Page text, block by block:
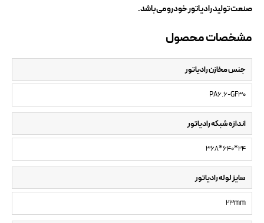
صنعت تولید رادیاتور خودرو می‌باشد.
مشخصات محصول
جنس مخازن رادیاتور
PA6.6-GF30
اندازه شبکه رادیاتور
368*640*24
سایز لوله رادیاتور
23mm